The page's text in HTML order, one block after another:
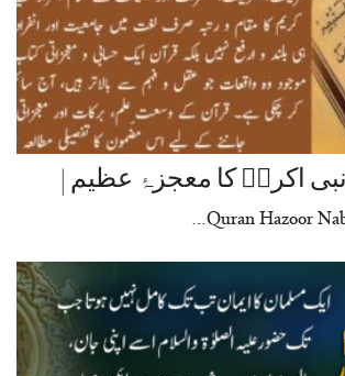
اکرمؐ کا معجزۂ عظیم |
Quran Hazoor